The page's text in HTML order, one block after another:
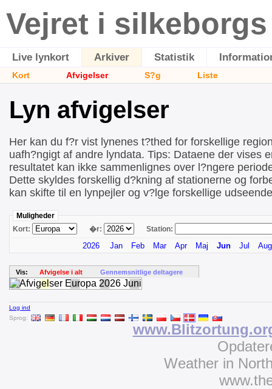
Vejret i
Live lynkort Arkiver Statistik
Kort Afvigelser S?g Liste
Lyn afvigelser
Her kan du f?r vist lynenes t?thed for forskellige
uafh?ngigt af andre lyndata. Tips: Dataene der vises
resultatet kan ikke sammenlignes over l?ngere
Dette skyldes forskellig d?kning af stationerne og
kan skifte til en lynpejler og v?lge forskellige
Muligheder
Kort:
�r: Station:
2026 Jan Feb Mar Apr Maj Jun Jul Aug
Vis: Afvigelse i alt Gennemsnitlige deltagere
Log ind
Sprog:
Weather in